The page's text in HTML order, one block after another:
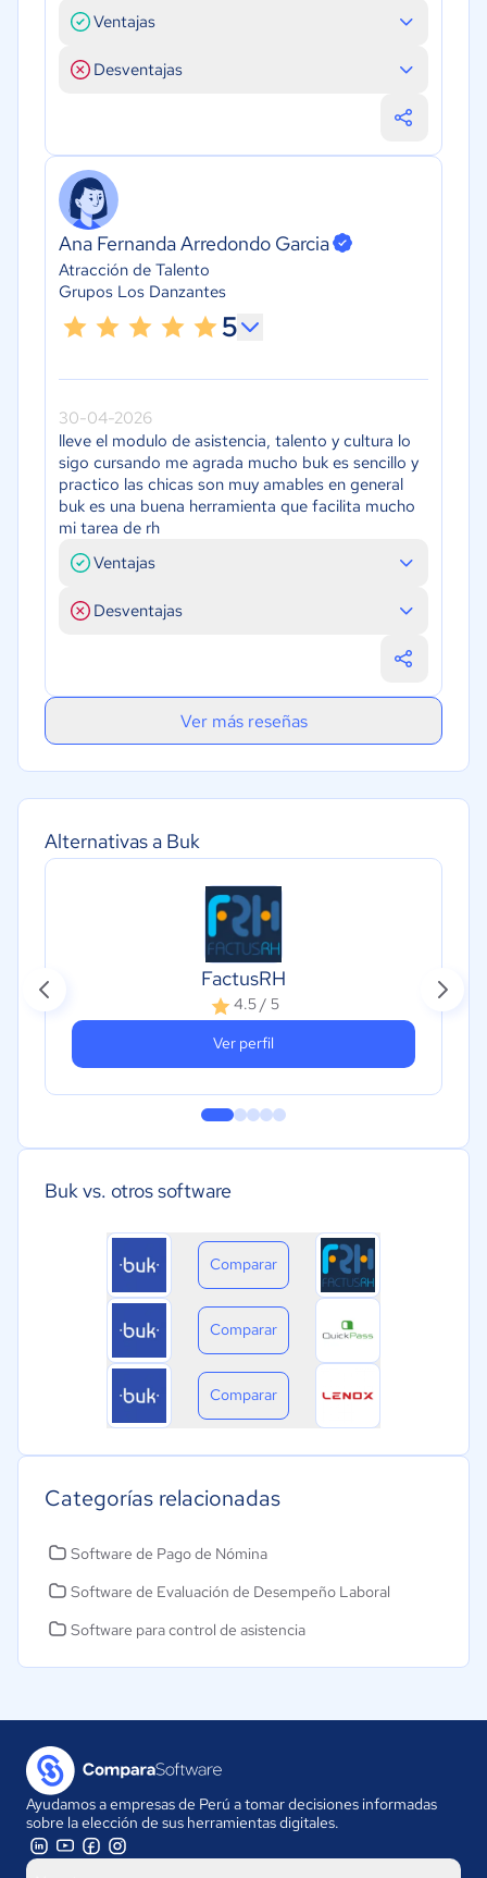
Alternativas a Buk
FactusRH
4.5 / 5
Ver perfil
Buk vs. otros software
Comparar
Comparar
Comparar
Categorías relacionadas
Software de Pago de Nómina
Software de Evaluación de Desempeño Laboral
Software para control de asistencia
Ventajas
Desventajas
Ana Fernanda Arredondo Garcia
Atracción de Talento
Grupos Los Danzantes
5
30-04-2026
lleve el modulo de asistencia, talento y cultura lo
sigo cursando me agrada mucho buk es sencillo y
practico las chicas son muy amables en general
buk es una buena herramienta que facilita mucho
mi tarea de rh
Ventajas
Desventajas
Ver más reseñas
Ayudamos a empresas de Perú a tomar decisiones informadas
sobre la elección de sus herramientas digitales.